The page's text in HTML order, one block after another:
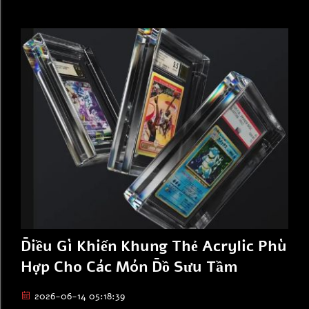
Điều Gì Khiến Khung Thẻ Acrylic Phù
Hợp Cho Các Món Đồ Sưu Tầm
2026-06-14 05:18:39